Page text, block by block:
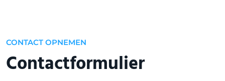
CONTACT OPNEMEN
Contactformulier